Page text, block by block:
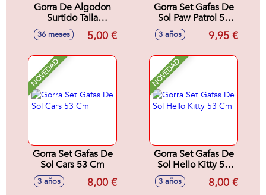
Gorra De Algodon
Surtido Talla
52/54Cm Sonic
(8X3) - Modelos
36 meses 5,00 €
Gorra Set Gafas De
Sol Paw Patrol 53
3 años 9,95 €
NOVEDAD
Gorra Set Gafas De
Sol Cars 53 Cm
3 años 8,00 €
NOVEDAD
Gorra Set Gafas De
Sol Hello Kitty 53
3 años 8,00 €